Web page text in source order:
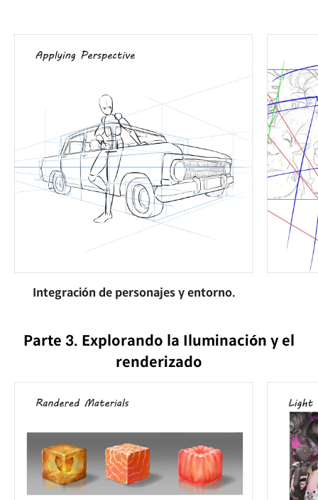
Integración de personajes y entorno.
Parte 3. Explorando la Iluminación y el
renderizado